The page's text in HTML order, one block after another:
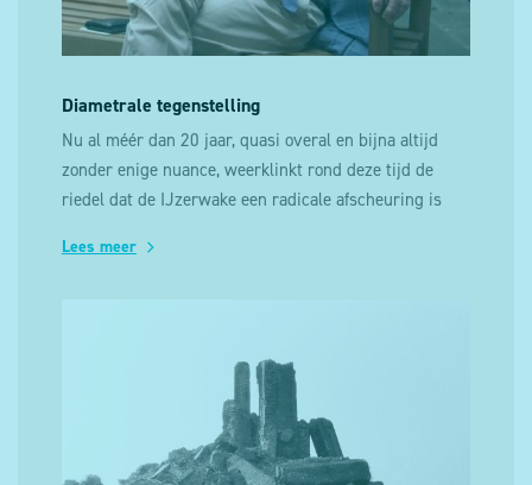
Diametrale tegenstelling
Nu al méér dan 20 jaar, quasi overal en bijna altijd
zonder enige nuance, weerklinkt rond deze tijd de
riedel dat de IJzerwake een radicale afscheuring is
Lees meer